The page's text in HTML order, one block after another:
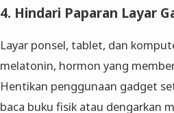
4. Hindari Paparan Layar
Layar ponsel, tablet, dan
melatonin, hormon yang
Hentikan penggunaan gadget
baca buku fisik atau dengarkan